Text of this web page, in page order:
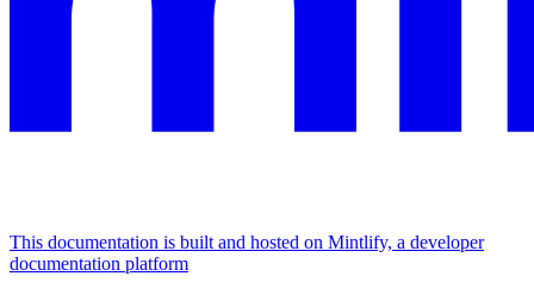
This documentation is built and hosted on Mintlify, a developer
documentation platform